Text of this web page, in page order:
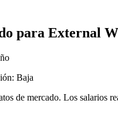
para External
Baja
de mercado. Los salarios